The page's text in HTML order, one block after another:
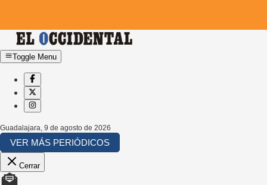
Toggle Menu
Guadalajara, 9 de agosto de 2026
VER MÁS PERIÓDICOS
Cerrar